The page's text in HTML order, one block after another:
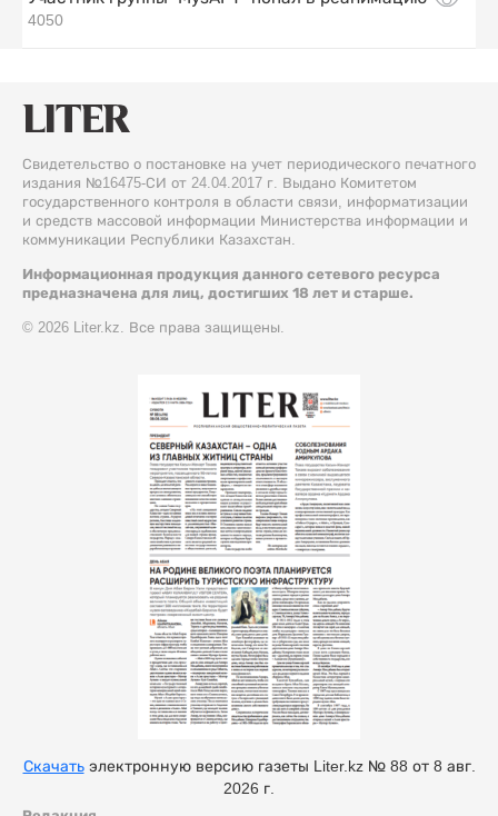
4050
Свидетельство о постановке на учет периодического печатного
издания №16475-СИ от 24.04.2017 г. Выдано Комитетом
государственного контроля в области связи, информатизации
и средств массовой информации Министерства информации и
коммуникации Республики Казахстан.
Информационная продукция данного сетевого ресурса
предназначена для лиц, достигших 18 лет и старше.
© 2026 Liter.kz. Все права защищены.
Скачатьэлектронную версию газеты Liter.kz № 88 от 8 авг.
2026 г.